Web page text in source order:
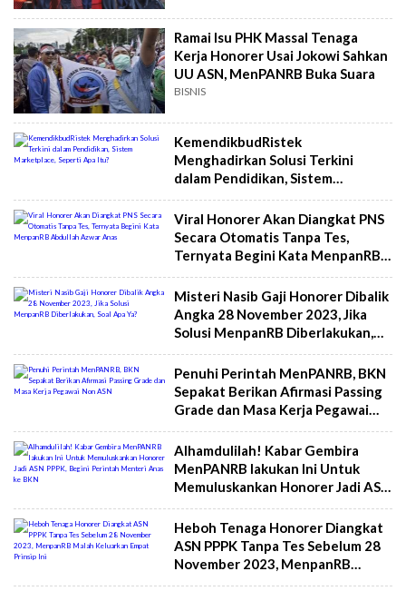
Ramai Isu PHK Massal Tenaga
Kerja Honorer Usai Jokowi Sahkan
UU ASN, MenPANRB Buka Suara
BISNIS
KemendikbudRistek
Menghadirkan Solusi Terkini
dalam Pendidikan, Sistem
Marketplace, Seperti Apa Itu?
Viral Honorer Akan Diangkat PNS
Secara Otomatis Tanpa Tes,
Ternyata Begini Kata MenpanRB
Abdullah Azwar Anas
Misteri Nasib Gaji Honorer Dibalik
Angka 28 November 2023, Jika
Solusi MenpanRB Diberlakukan,
Soal Apa Ya?
Penuhi Perintah MenPANRB, BKN
Sepakat Berikan Afirmasi Passing
Grade dan Masa Kerja Pegawai
Non ASN
Alhamdulilah! Kabar Gembira
MenPANRB lakukan Ini Untuk
Memuluskankan Honorer Jadi ASN
PPPK, Begini Perintah Menteri
Anas ke BKN
Heboh Tenaga Honorer Diangkat
ASN PPPK Tanpa Tes Sebelum 28
November 2023, MenpanRB
Malah Keluarkan Empat Prinsip Ini